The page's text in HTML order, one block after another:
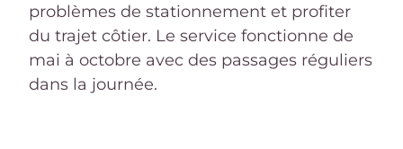
problèmes de stationnement et profiter
du trajet côtier. Le service fonctionne de
mai à octobre avec des passages réguliers
dans la journée.